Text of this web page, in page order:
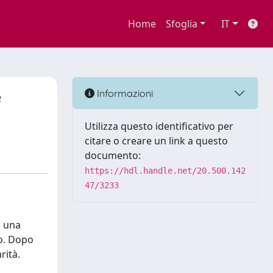
Home Sfoglia IT
una
Dopo
Informazioni
Utilizza questo identificativo per
citare o creare un link a questo
documento:
https://hdl.handle.net/20.500.142
47/3233